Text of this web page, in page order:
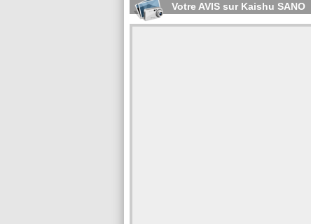
Votre AVIS sur Kaishu SANO